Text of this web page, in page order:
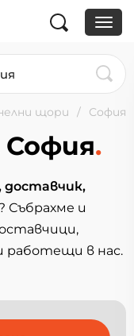
щори София
.
доставчик,
Събрахме и
работещи в нас.